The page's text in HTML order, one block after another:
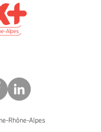
Rhône-Alpes